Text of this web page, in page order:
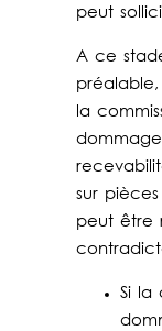
peut
A ce
la
sur
peut être
Si la